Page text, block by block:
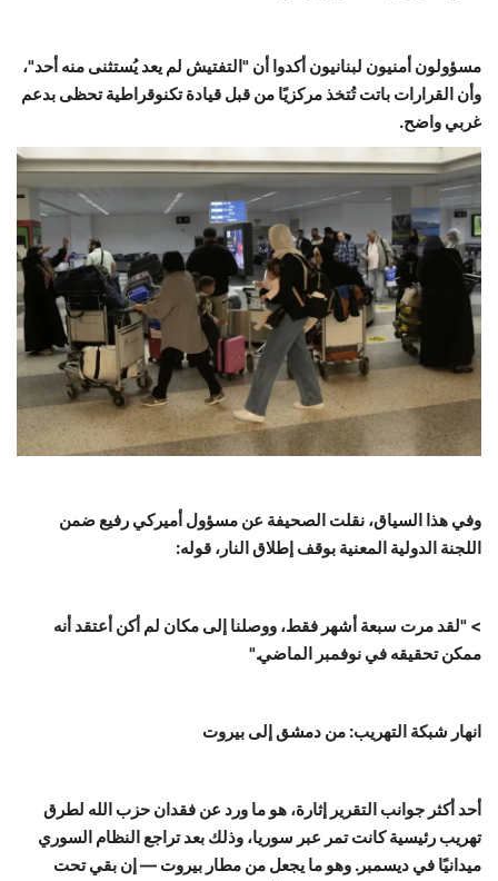
مسؤولون أمنيون لبنانيون أكدوا أن "التفتيش لم يعد يُستثنى منه أحد"،
وأن القرارات باتت تُتخذ مركزيًا من قبل قيادة تكنوقراطية تحظى بدعم
غربي واضح.
وفي هذا السياق، نقلت الصحيفة عن مسؤول أميركي رفيع ضمن
اللجنة الدولية المعنية بوقف إطلاق النار، قوله:
> "لقد مرت سبعة أشهر فقط، ووصلنا إلى مكان لم أكن أعتقد أنه
ممكن تحقيقه في نوفمبر الماضي."
انهار شبكة التهريب: من دمشق إلى بيروت
أحد أكثر جوانب التقرير إثارة، هو ما ورد عن فقدان حزب الله لطرق
تهريب رئيسية كانت تمر عبر سوريا، وذلك بعد تراجع النظام السوري
ميدانيًا في ديسمبر. وهو ما يجعل من مطار بيروت — إن بقي تحت